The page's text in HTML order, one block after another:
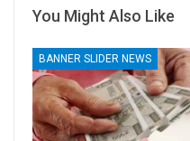
You Might Also Like
BANNER SLIDER NEWS